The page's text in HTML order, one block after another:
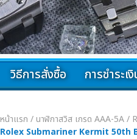
วิธีการสั่งซื้อ การชำระเ
หน้าแรก / นาฬิกาสวิส เกรด AAA-5A/
Rolex Submariner Kermit 50th